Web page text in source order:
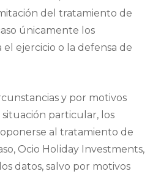
del tratamiento de
únicamente los
el ejercicio o la defensa de
y por motivos
particular, los
al tratamiento de
Ocio Holiday Investments,
datos, salvo por motivos